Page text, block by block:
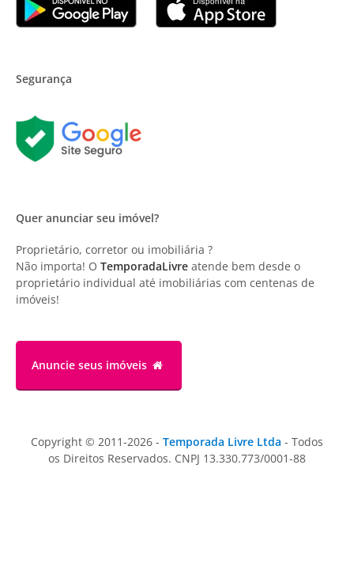
Segurança
Quer anunciar seu imóvel?
Proprietário, corretor ou imobiliária ?
Não importa! O TemporadaLivre atende bem desde o
proprietário individual até imobiliárias com centenas de
imóveis!
Anuncie seus imóveis
Copyright © 2011-2026 - Temporada Livre Ltda - Todos
os Direitos Reservados. CNPJ 13.330.773/0001-88